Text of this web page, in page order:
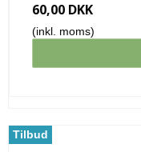
60,00 DKK
(inkl. moms)
Tilbud